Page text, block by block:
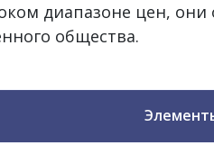
диапазоне цен,
общества.